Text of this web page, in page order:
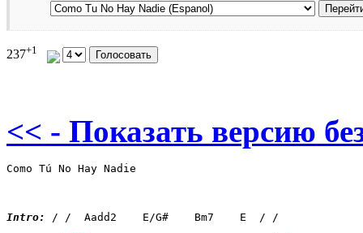
237+1
<< - Показать версию
Como Tú No Hay Nadie
Intro: / /  Aadd2    E/G#    Bm7    E  / /